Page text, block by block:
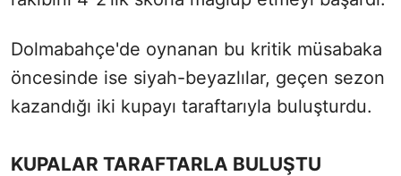
Dolmabahçe'de oynanan bu kritik müsabaka
öncesinde ise siyah-beyazlılar, geçen sezon
kazandığı iki kupayı taraftarıyla buluşturdu.
KUPALAR TARAFTARLA BULUŞTU